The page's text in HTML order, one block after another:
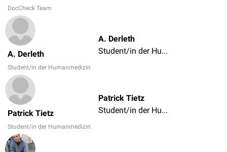
DocCheck Team
A. Derleth
Student/in der Humanmedizin
A. Derleth
Student/in der Humanmedizin
Patrick Tietz
Student/in der Humanmedizin
Patrick Tietz
Student/in der Humanmedizin